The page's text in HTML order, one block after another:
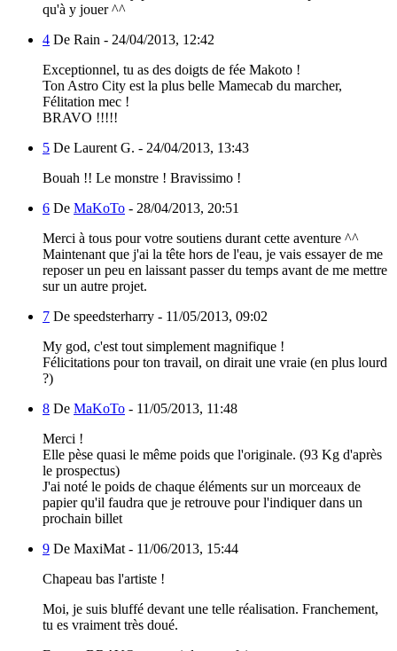
qu'à y jouer ^^
4 De Rain - 24/04/2013, 12:42
Exceptionnel, tu as des doigts de fée Makoto !
Ton Astro City est la plus belle Mamecab du marcher,
Félitation mec !
BRAVO !!!!!
5 De Laurent G. - 24/04/2013, 13:43
Bouah !! Le monstre ! Bravissimo !
6 De MaKoTo - 28/04/2013, 20:51
Merci à tous pour votre soutiens durant cette aventure ^^
Maintenant que j'ai la tête hors de l'eau, je vais essayer de me
reposer un peu en laissant passer du temps avant de me mettre
sur un autre projet.
7 De speedsterharry - 11/05/2013, 09:02
My god, c'est tout simplement magnifique !
Félicitations pour ton travail, on dirait une vraie (en plus lourd
?)
8 De MaKoTo - 11/05/2013, 11:48
Merci !
Elle pèse quasi le même poids que l'originale. (93 Kg d'après
le prospectus)
J'ai noté le poids de chaque éléments sur un morceaux de
papier qu'il faudra que je retrouve pour l'indiquer dans un
prochain billet
9 De MaxiMat - 11/06/2013, 15:44
Chapeau bas l'artiste !
Moi, je suis bluffé devant une telle réalisation. Franchement,
tu es vraiment très doué.